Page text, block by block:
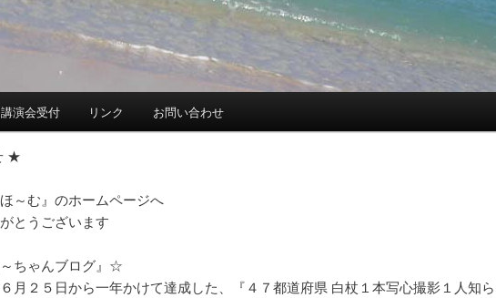
講演会受付 リンク お問い合わせ
★
ほ～む』のホームページへ
とうございます
ちゃんブログ』☆
月２５日から一年かけて達成した、『４７都道府県 白杖１本写心撮影１人知